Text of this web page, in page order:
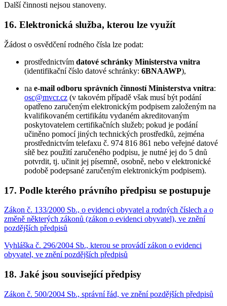
Další činnosti nejsou stanoveny.
16. Elektronická služba, kterou lze využít
Žádost o osvědčení rodného čísla lze podat:
prostřednictvím datové schránky Ministerstva vnitra
(identifikační číslo datové schránky: 6BNAAWP),
na e-mail odboru správních činností Ministerstva vnitra:
osc@mvcr.cz (v takovém případě však musí být podání
opatřeno zaručeným elektronickým podpisem založeným na
kvalifikovaném certifikátu vydaném akreditovaným
poskytovatelem certifikačních služeb; pokud je podání
učiněno pomocí jiných technických prostředků, zejména
prostřednictvím telefaxu č. 974 816 861 nebo veřejné datové
sítě bez použití zaručeného podpisu, je nutné jej do 5 dnů
potvrdit, tj. učinit jej písemně, osobně, nebo v elektronické
podobě podepsané zaručeným elektronickým podpisem).
17. Podle kterého právního předpisu se postupuje
Zákon č. 133/2000 Sb., o evidenci obyvatel a rodných číslech a o
změně některých zákonů (zákon o evidenci obyvatel), ve znění
pozdějších předpisů
Vyhláška č. 296/2004 Sb., kterou se provádí zákon o evidenci
obyvatel, ve znění pozdějších předpisů
18. Jaké jsou související předpisy
Zákon č. 500/2004 Sb., správní řád, ve znění pozdějších předpisů